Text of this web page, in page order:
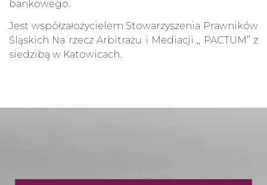
bankowego.
Jest współzałożycielem Stowarzyszenia Prawników
Śląskich Na rzecz Arbitrażu i Mediacji ,, PACTUM’’ z
siedzibą w Katowicach.